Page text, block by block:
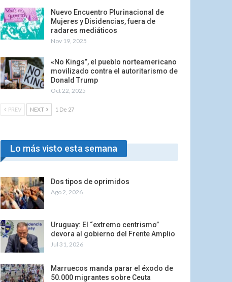
Nuevo Encuentro Plurinacional de
Mujeres y Disidencias, fuera de
radares mediáticos
Nov 19, 2025
«No Kings”, el pueblo norteamericano
movilizado contra el autoritarismo de
Donald Trump
Oct 22, 2025
PREV NEXT 1 De 27
Lo más visto esta semana
Dos tipos de oprimidos
Ago 2, 2026
Uruguay: El “extremo centrismo”
devora al gobierno del Frente Amplio
Jul 31, 2026
Marruecos manda parar el éxodo de
50.000 migrantes sobre Ceuta